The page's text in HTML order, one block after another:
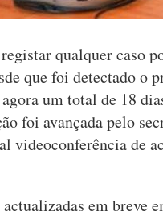
qualquer caso
que foi detectado o
um total de 18
foi avançada pelo
videoconferência de
em breve